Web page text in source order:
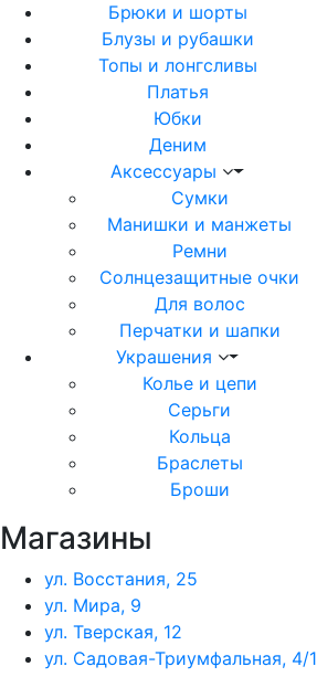
Брюки и шорты
Блузы и рубашки
Топы и лонгсливы
Платья
Юбки
Деним
Аксессуары
Сумки
Манишки и манжеты
Ремни
Солнцезащитные очки
Для волос
Перчатки и шапки
Украшения
Колье и цепи
Серьги
Кольца
Браслеты
Броши
Магазины
ул. Восстания, 25
ул. Мира, 9
ул. Тверская, 12
ул. Садовая-Триумфальная, 4/